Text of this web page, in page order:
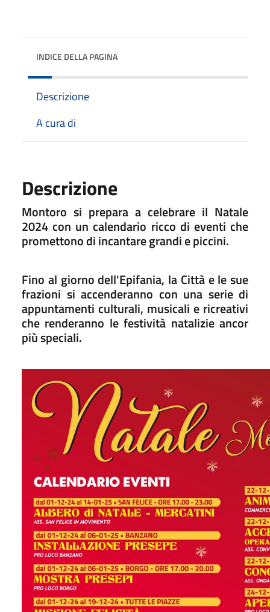
INDICE DELLA PAGINA
Descrizione
A cura di
Descrizione
Montoro si prepara a celebrare il Natale
2024 con un calendario ricco di eventi che
promettono di incantare grandi e piccini.
Fino al giorno dell'Epifania, la Città e le sue
frazioni si accenderanno con una serie di
appuntamenti culturali, musicali e ricreativi
che renderanno le festività natalizie ancor
più speciali.